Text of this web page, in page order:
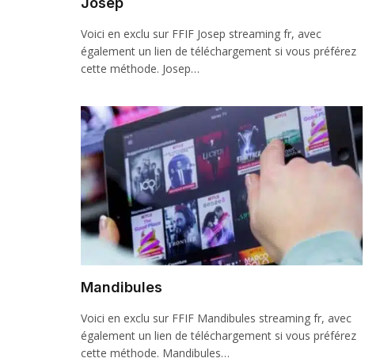
Voici en exclu sur FFIF Josep streaming fr, avec
également un lien de téléchargement si vous préférez
cette méthode. Josep…
Mandibules
Voici en exclu sur FFIF Mandibules streaming fr, avec
également un lien de téléchargement si vous préférez
cette méthode. Mandibules…